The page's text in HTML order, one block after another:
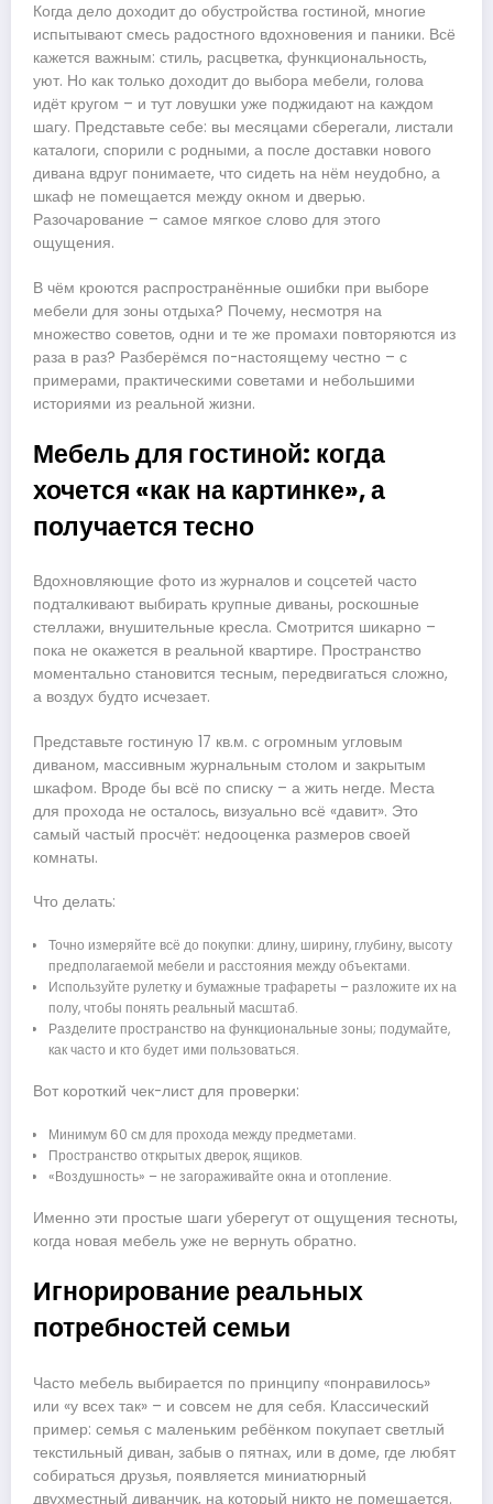
Когда дело доходит до обустройства гостиной, многие
испытывают смесь радостного вдохновения и паники. Всё
кажется важным: стиль, расцветка, функциональность,
уют. Но как только доходит до выбора мебели, голова
идёт кругом – и тут ловушки уже поджидают на каждом
шагу. Представьте себе: вы месяцами сберегали, листали
каталоги, спорили с родными, а после доставки нового
дивана вдруг понимаете, что сидеть на нём неудобно, а
шкаф не помещается между окном и дверью.
Разочарование – самое мягкое слово для этого
ощущения.
В чём кроются распространённые ошибки при выборе
мебели для зоны отдыха? Почему, несмотря на
множество советов, одни и те же промахи повторяются из
раза в раз? Разберёмся по-настоящему честно – с
примерами, практическими советами и небольшими
историями из реальной жизни.
Мебель для гостиной: когда
хочется «как на картинке», а
получается тесно
Вдохновляющие фото из журналов и соцсетей часто
подталкивают выбирать крупные диваны, роскошные
стеллажи, внушительные кресла. Смотрится шикарно –
пока не окажется в реальной квартире. Пространство
моментально становится тесным, передвигаться сложно,
а воздух будто исчезает.
Представьте гостиную 17 кв.м. с огромным угловым
диваном, массивным журнальным столом и закрытым
шкафом. Вроде бы всё по списку – а жить негде. Места
для прохода не осталось, визуально всё «давит». Это
самый частый просчёт: недооценка размеров своей
комнаты.
Что делать:
Точно измеряйте всё до покупки: длину, ширину, глубину, высоту
предполагаемой мебели и расстояния между объектами.
Используйте рулетку и бумажные трафареты – разложите их на
полу, чтобы понять реальный масштаб.
Разделите пространство на функциональные зоны; подумайте,
как часто и кто будет ими пользоваться.
Вот короткий чек-лист для проверки:
Минимум 60 см для прохода между предметами.
Пространство открытых дверок, ящиков.
«Воздушность» – не загораживайте окна и отопление.
Именно эти простые шаги уберегут от ощущения тесноты,
когда новая мебель уже не вернуть обратно.
Игнорирование реальных
потребностей семьи
Часто мебель выбирается по принципу «понравилось»
или «у всех так» – и совсем не для себя. Классический
пример: семья с маленьким ребёнком покупает светлый
текстильный диван, забыв о пятнах, или в доме, где любят
собираться друзья, появляется миниатюрный
двухместный диванчик, на который никто не помещается.